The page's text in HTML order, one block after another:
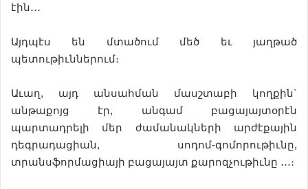
էին․․․
Այդպէս են մտածում մեծ եւ յաղթած
պետութիւններում։
Աւաղ, այդ անսահման մասշտաբի կողքին`
անթաքոյց էր, անգամ բացայայտօրէն
պարտադրելի մեր ժամանակների արժէքային
դեգրադացիան, սոդոմ-գոմորութիւնը,
տրանսֆորմացիայի բացայայտ քարոզչութիւնը ․․․։